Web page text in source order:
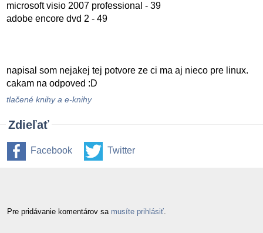
microsoft visio 2007 professional - 39
adobe encore dvd 2 - 49
napisal som nejakej tej potvore ze ci ma aj nieco pre linux.
cakam na odpoved :D
tlačené knihy a e-knihy
Zdieľať
Facebook Twitter
Pre pridávanie komentárov sa musíte prihlásiť